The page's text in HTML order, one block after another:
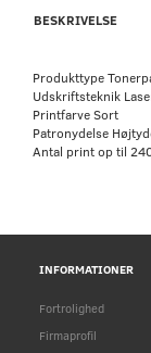
BESKRIVELSE
Produkttype
Udskriftsteknik
Printfarve Sort
Patronydelse
Antal print op til
INFORMATIONER
Fortrolighed
Firmaprofil